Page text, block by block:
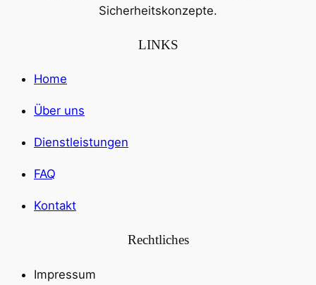
Sicherheitskonzepte.
LINKS
Home
Über uns
Dienstleistungen
FAQ
Kontakt
Rechtliches
Impressum